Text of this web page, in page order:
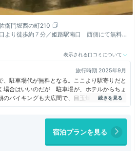
衛門堀西の町210
より徒歩約７分／姫路駅南口 西側にて無料送
表示される口コミについて
旅行時期 2025年9月
、駐車場代が無料となる。ここより駅寄りだと
場合はいいのだが 駐車場が、ホテルからちょ
のバイキングも大広間で、目玉焼き・スクラン
系で 安物ではなかった。大浴場は、１Fの奥
宿泊プランを見る